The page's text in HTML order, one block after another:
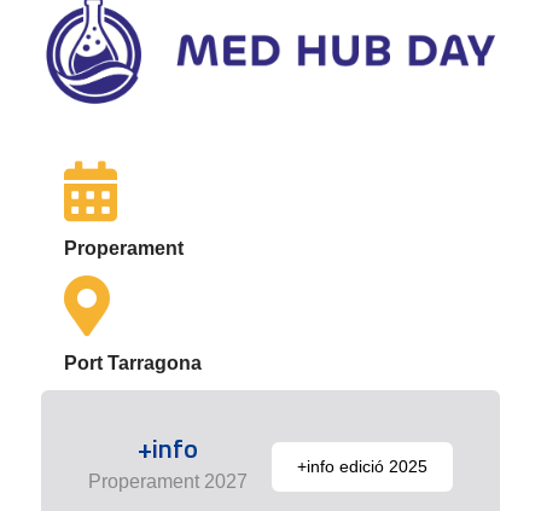
Properament
Port Tarragona
+info
Properament 2027
+info edició 2025